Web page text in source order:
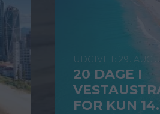
29.
20 DAGE I
FOR KUN